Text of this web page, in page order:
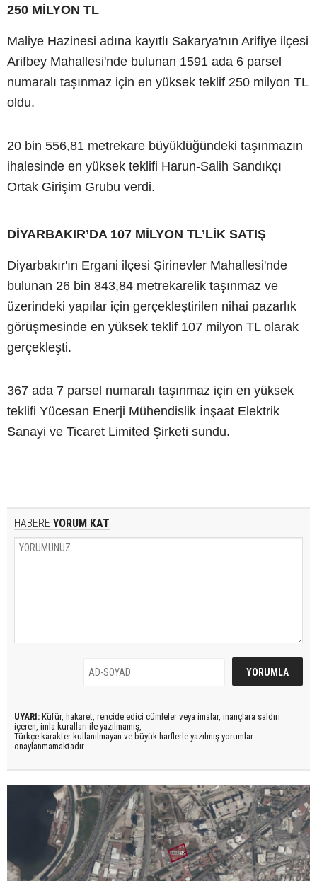
250 MİLYON TL
Maliye Hazinesi adına kayıtlı Sakarya'nın Arifiye ilçesi
Arifbey Mahallesi'nde bulunan 1591 ada 6 parsel
numaralı taşınmaz için en yüksek teklif 250 milyon TL
oldu.
20 bin 556,81 metrekare büyüklüğündeki taşınmazın
ihalesinde en yüksek teklifi Harun-Salih Sandıkçı
Ortak Girişim Grubu verdi.
DİYARBAKIR’DA 107 MİLYON TL’LİK SATIŞ
Diyarbakır'ın Ergani ilçesi Şirinevler Mahallesi'nde
bulunan 26 bin 843,84 metrekarelik taşınmaz ve
üzerindeki yapılar için gerçekleştirilen nihai pazarlık
görüşmesinde en yüksek teklif 107 milyon TL olarak
gerçekleşti.
367 ada 7 parsel numaralı taşınmaz için en yüksek
teklifi Yücesan Enerji Mühendislik İnşaat Elektrik
Sanayi ve Ticaret Limited Şirketi sundu.
HABERE YORUM KAT
UYARI: Küfür, hakaret, rencide edici cümleler veya imalar, inançlara saldırı
içeren, imla kuralları ile yazılmamış,
Türkçe karakter kullanılmayan ve büyük harflerle yazılmış yorumlar
onaylanmamaktadır.